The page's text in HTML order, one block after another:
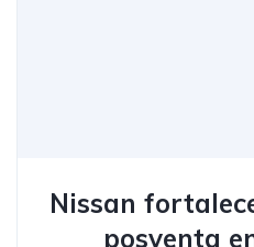
Nissan
posventa